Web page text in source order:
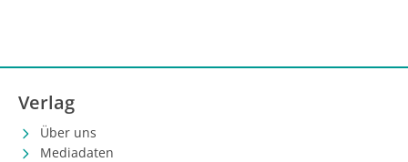
Verlag
Über uns
Mediadaten